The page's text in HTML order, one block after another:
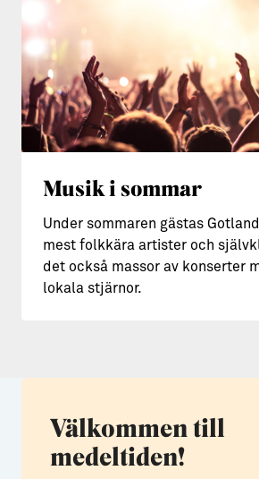
Musik i sommar
Under sommaren gästas
mest folkkära artister och
det också massor av konserter
lokala stjärnor.
Välkommen till
medeltiden!